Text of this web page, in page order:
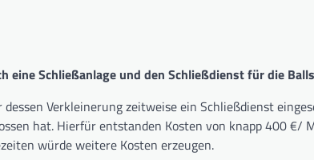
eine Schließanlage und den Schließdienst für die
Verkleinerung zeitweise ein Schließdienst
hat. Hierfür entstanden Kosten von knapp 400 €/
würde weitere Kosten erzeugen.